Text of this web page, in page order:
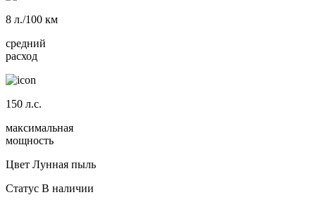
8 л./100 км
средний
расход
150 л.с.
максимальная
мощность
Цвет Лунная пыль
Статус В наличии